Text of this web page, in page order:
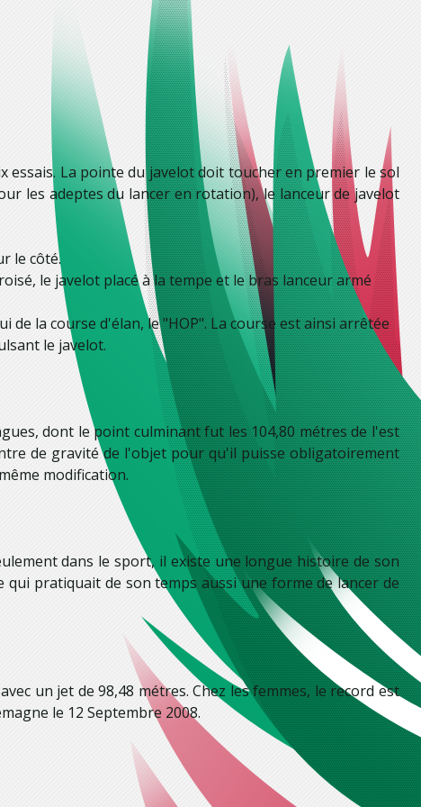
essais. La pointe du javelot doit toucher en premier le sol
les adeptes du lancer en rotation), le lanceur de javelot
le côté.
le javelot placé à la tempe et le bras lanceur armé
la course d'élan, le "HOP". La course est ainsi arrêtée
le javelot.
dont le point culminant fut les 104,80 métres de l'est
de gravité de l'objet pour qu'il puisse obligatoirement
modification.
dans le sport, il existe une longue histoire de son
pratiquait de son temps aussi une forme de lancer de
un jet de 98,48 métres. Chez les femmes, le record est
le 12 Septembre 2008.